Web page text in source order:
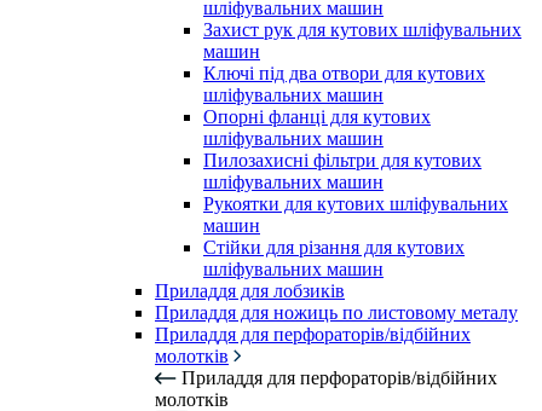
шліфувальних машин
Захист рук для кутових шліфувальних
машин
Ключі під два отвори для кутових
шліфувальних машин
Опорні фланці для кутових
шліфувальних машин
Пилозахисні фільтри для кутових
шліфувальних машин
Рукоятки для кутових шліфувальних
машин
Стійки для різання для кутових
шліфувальних машин
Приладдя для лобзиків
Приладдя для ножиць по листовому металу
Приладдя для перфораторів/відбійних
молотків
Приладдя для перфораторів/відбійних
молотків